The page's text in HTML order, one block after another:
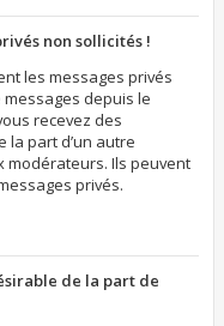
non sollicités !
les messages privés
depuis le
recevez des
la part d’un autre
modérateurs. Ils peuvent
privés.
de la part de